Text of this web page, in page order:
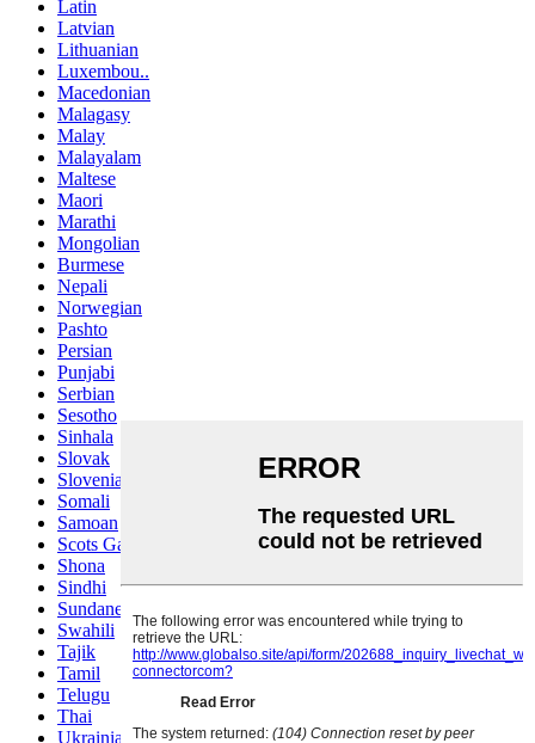
Latin
Latvian
Lithuanian
Luxembou..
Macedonian
Malagasy
Malay
Malayalam
Maltese
Maori
Marathi
Mongolian
Burmese
Nepali
Norwegian
Pashto
Persian
Punjabi
Serbian
Sesotho
Sinhala
Slovak
Slovenian
Somali
Samoan
Scots Gaelic
Shona
Sindhi
Sundanese
Swahili
Tajik
Tamil
Telugu
Thai
Ukrainian